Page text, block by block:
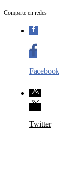
Comparte en redes
Facebook
Twitter